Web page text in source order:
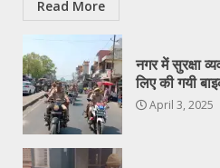
Read More
नगर में सुरक्षा
लिए की गयी
April 3, 2025